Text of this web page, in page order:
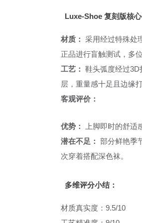
Luxe-Shoe 复刻版核心
材质： 采用经过特殊处
正品进行盲触测试，多
工艺： 鞋头弧度经过
层，重量感十足且边缘
客观评价：
优势：
上脚即时的舒适
潜在不足： 部分鲜艳季
次穿着搭配深色袜。
多维评分小结：
材质真实度：9.5/10